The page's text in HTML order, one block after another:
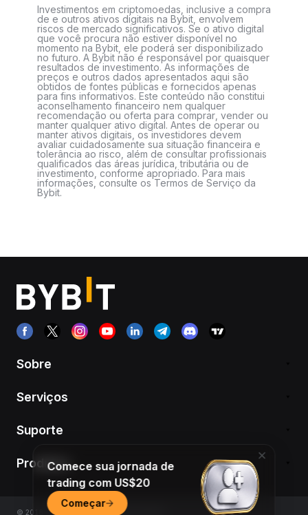
Investimentos em criptomoedas, inclusive a compra
de e outros ativos digitais na Bybit, envolvem
riscos de mercado significativos. Se o ativo digital
que você procura não estiver disponível no
momento na Bybit, ele poderá ser disponibilizado
no futuro. A Bybit não é responsável por quaisquer
resultados de investimento. As informações de
preços e outros dados apresentados aqui são
obtidos de fontes públicas e fornecidos apenas
para fins informativos. Este conteúdo não constitui
aconselhamento financeiro nem qualquer
recomendação ou oferta para comprar, vender ou
manter qualquer ativo digital. Antes de operar ou
manter ativos digitais, os investidores devem
avaliar cuidadosamente sua situação financeira e
tolerância ao risco, além de consultar profissionais
qualificados das áreas jurídica, tributária ou de
investimento, conforme apropriado. Para mais
informações, consulte os Termos de Serviço da
Bybit.
Sobre
Serviços
Suporte
Produtos
© 2018-2026 Bybit.com. All rights reserved.
Comece sua jornada de
trading com US$20
Começar